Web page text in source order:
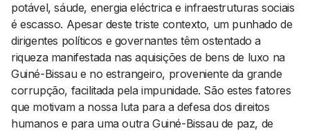
potável, sáude, energia eléctrica e infraestruturas sociais
é escasso. Apesar deste triste contexto, um punhado de
dirigentes políticos e governantes têm ostentado a
riqueza manifestada nas aquisições de bens de luxo na
Guiné-Bissau e no estrangeiro, proveniente da grande
corrupção, facilitada pela impunidade. São estes fatores
que motivam a nossa luta para a defesa dos direitos
humanos e para uma outra Guiné-Bissau de paz, de